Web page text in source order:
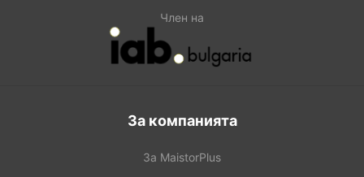
Член на
За компанията
За MaistorPlus